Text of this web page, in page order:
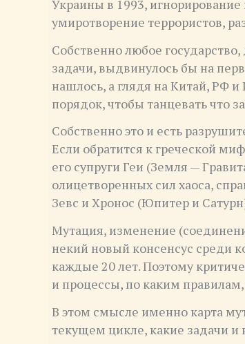
Украины в 1993,
умиротворение террористов,
Собственно любое
задачи, выдвинулось бы на
нашлось, а глядя на Китай, РФ
порядок, чтобы танцевать что
Собственно это и есть
Если обратится к греческой
его супруги Геи (Земля —
олицетворенных сил хаоса,
Зевс и Хронос (Юпитер и
Мутация, изменение
некий новый консенсус среди
каждые 20 лет. Поэтому
и процессы, по каким
В этом смысле именно карта
текущем цикле, какие задачи